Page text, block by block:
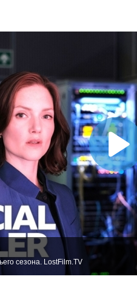
сезона. LostFilm.TV